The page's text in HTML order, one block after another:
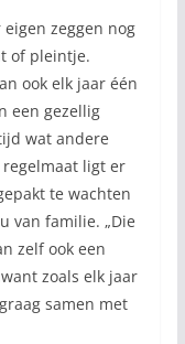
zeggen nog
of pleintje.
ook elk jaar één
een gezellig
wat andere
regelmaat ligt er
te wachten
van familie. „Die
zelf ook een
zoals elk jaar
samen met